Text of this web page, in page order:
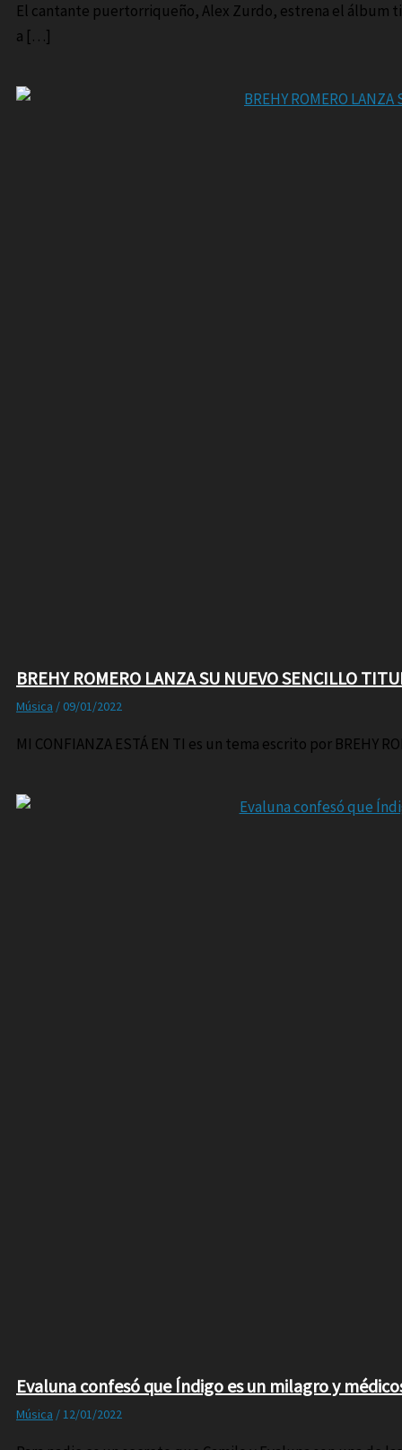
El cantante puertorriqueño, Alex Zurdo, estrena el álbum
a […]
BREHY ROMERO LANZA SU NUEVO SENCILLO
Música / 09/01/2022
MI CONFIANZA ESTÁ EN TI es un tema escrito por
Evaluna confesó que Índigo es un milagro y
Música /12/01/2022